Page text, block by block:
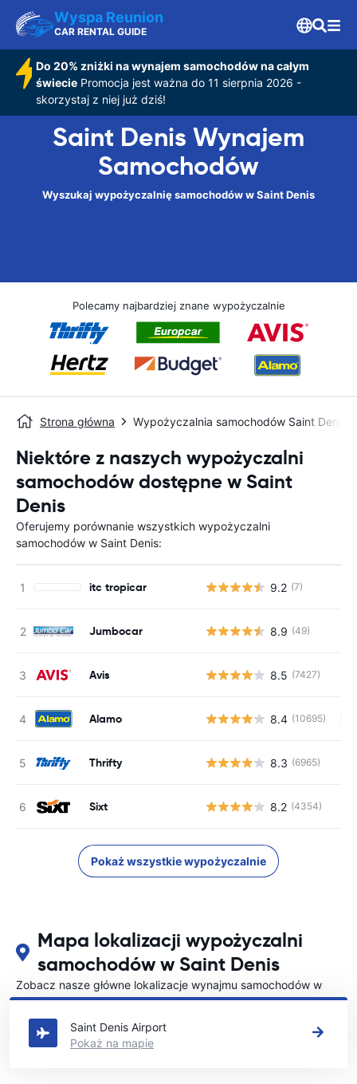
Wyspa Reunion
CAR RENTAL GUIDE
Do 20% zniżki na wynajem samochodów na całym
świeciePromocja jest ważna do 11 sierpnia 2026 -
skorzystaj z niej już dziś!
Saint Denis Wynajem
Samochodów
Wyszukaj wypożyczalnię samochodów w Saint Denis
Polecamy najbardziej znane wypożyczalnie
Strona główna Wypożyczalnia samochodów Saint Denis
Niektóre z naszych wypożyczalni
samochodów dostępne w Saint
Denis
Oferujemy porównanie wszystkich wypożyczalni
samochodów w Saint Denis:
itc tropicar 9.2 (7)
Jumbocar 8.9 (49)
Avis 8.5 (7427)
Alamo 8.4 (10695)
Thrifty 8.3 (6965)
Sixt 8.2 (4354)
Pokaż wszystkie wypożyczalnie
Mapa lokalizacji wypożyczalni
samochodów w Saint Denis
Zobacz nasze główne lokalizacje wynajmu samochodów w
Saint Denis
Saint Denis Airport
Pokaż na mapie